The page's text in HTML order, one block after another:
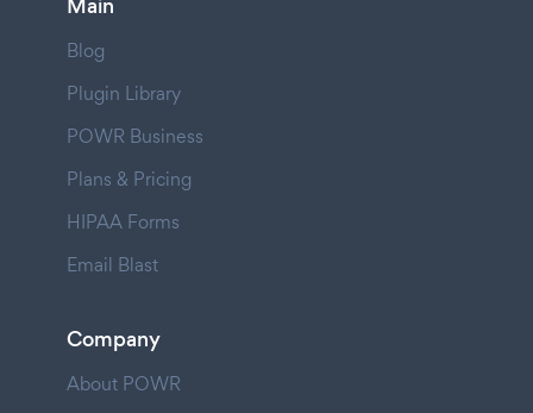
Main
Blog
Plugin Library
POWR Business
Plans & Pricing
HIPAA Forms
Email Blast
Company
About POWR